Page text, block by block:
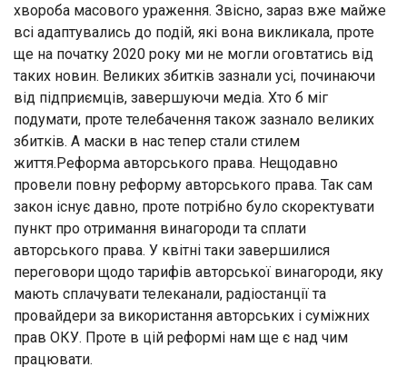
хвороба масового ураження. Звісно, зараз вже майже
всі адаптувались до подій, які вона викликала, проте
ще на початку 2020 року ми не могли оговтатись від
таких новин. Великих збитків зазнали усі, починаючи
від підприємців, завершуючи медіа. Хто б міг
подумати, проте телебачення також зазнало великих
збитків. А маски в нас тепер стали стилем
життя.Реформа авторського права. Нещодавно
провели повну реформу авторського права. Так сам
закон існує давно, проте потрібно було скоректувати
пункт про отримання винагороди та сплати
авторського права. У квітні таки завершилися
переговори щодо тарифів авторської винагороди, яку
мають сплачувати телеканали, радіостанції та
провайдери за використання авторських і суміжних
прав ОКУ. Проте в цій реформі нам ще є над чим
працювати.